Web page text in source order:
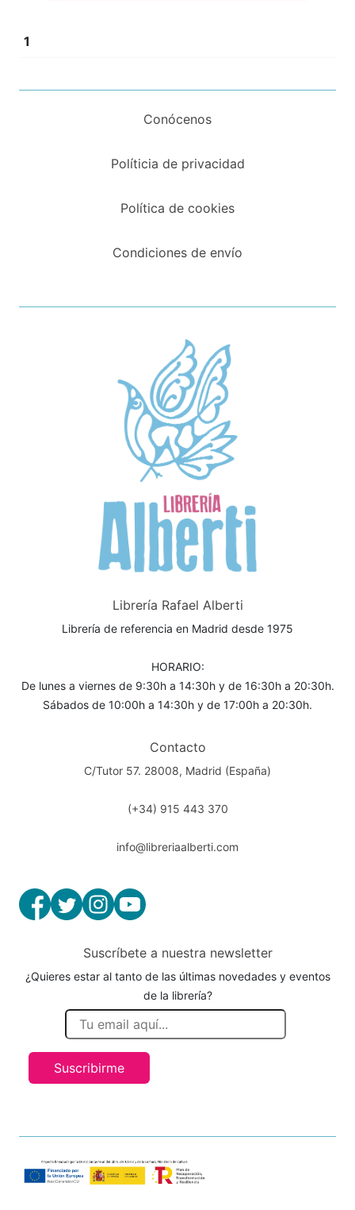
1
Conócenos
Políticia de privacidad
Política de cookies
Condiciones de envío
Librería Rafael Alberti
Librería de referencia en Madrid desde 1975
HORARIO:
De lunes a viernes de 9:30h a 14:30h y de 16:30h a 20:30h.
Sábados de 10:00h a 14:30h y de 17:00h a 20:30h.
Contacto
C/Tutor 57. 28008, Madrid (España)
(+34) 915 443 370
info@libreriaalberti.com
Suscríbete a nuestra newsletter
¿Quieres estar al tanto de las últimas novedades y eventos
de la librería?
Suscribirme